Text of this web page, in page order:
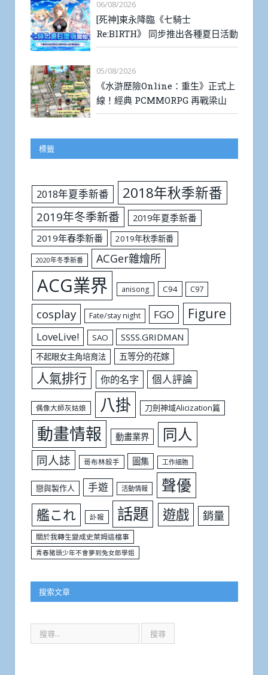
06/08/2026
[死神]東永降臨《七騎士
Re:BIRTH》 同步推出各種夏日活動
05/08/2026
《水滸歷險Online：重生》正式上
線！經典 PCMMORPG 再戰梁山
標籤
2018年夏季新番 2018年秋季新番
2019年冬季新番
2019年夏季新番
2019年春季新番
2019年秋季新番
2020年冬季新番 ACGer雜燴所
ACG業界 anisong C94 C97
cosplay Fate/stay night FGO Figure
LoveLive! SAO SSSS.GRIDMAN
不起眼女主角培育法 五等分的花嫁
人氣排行 你的名字 個人評論
偶像大師灰姑娘 八掛 刀劍神域Alicization篇
動畫情報 動畫業界 同人
同人誌 哥布林殺手 圖集 工作細胞
戀與製作人 手遊 活動情報 聲優
艦これ 訃報 話題 遊戲 銷量
關於我轉生變成史萊姆這檔事
青春豬頭少年不會夢到兔女郎學姐
搜索文章